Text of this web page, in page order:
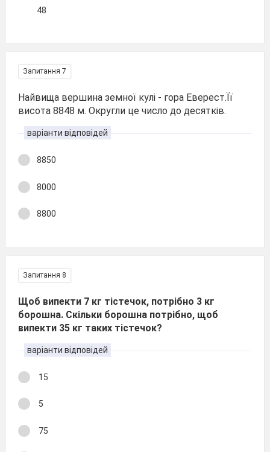
48
Запитання 7
Найвища вершина земної кулі - гора Еверест.Її
висота 8848 м. Округли це число до десятків.
варіанти відповідей
8850
8000
8800
Запитання 8
Щоб випекти 7 кг тістечок, потрібно 3 кг
борошна. Скільки борошна потрібно, щоб
випекти 35 кг таких тістечок?
варіанти відповідей
15
5
75